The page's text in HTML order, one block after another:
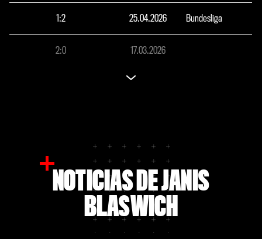
1:2 25.04.2026 Bundesliga
2:0 17.03.2026
NOTICIAS DE JANIS
BLASWICH